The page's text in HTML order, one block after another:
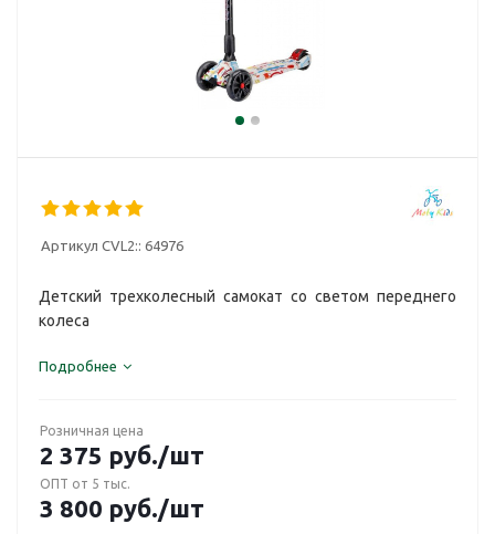
Артикул CVL2:: 64976
Детский трехколесный самокат со светом переднего
колеса
Подробнее
Розничная цена
2 375 руб./шт
ОПТ от 5 тыс.
3 800 руб./шт